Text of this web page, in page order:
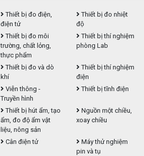
Thiết bị đo điện,
điện tử
Thiết bị đo nhiệt
độ
Thiết bị đo môi
trường, chất lỏng,
thực phẩm
Thiết bị thí nghiệm
phòng Lab
Thiết bị đo và dò
khí
Thiết bị thí nghiệm
điện
Viễn thông -
Truyền hình
Thiết bị tĩnh điện
Thiết bị hút ẩm, tạo
ẩm, đo độ ẩm vật
liệu, nông sản
Nguồn một chiều,
xoay chiều
Cân điện tử
Máy thử nghiệm
pin và tụ